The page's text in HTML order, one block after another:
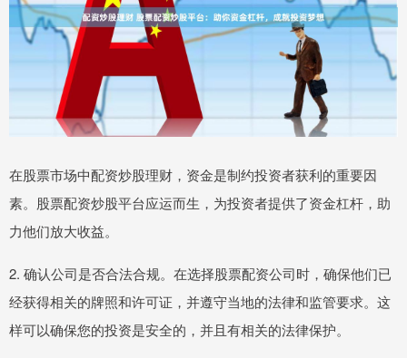
在股票市场中配资炒股理财，资金是制约投资者获利的重要因
素。股票配资炒股平台应运而生，为投资者提供了资金杠杆，助
力他们放大收益。
2. 确认公司是否合法合规。在选择股票配资公司时，确保他们已
经获得相关的牌照和许可证，并遵守当地的法律和监管要求。这
样可以确保您的投资是安全的，并且有相关的法律保护。